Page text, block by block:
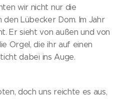
wir nicht nur die
den Lübecker Dom. Im Jahr
Er sieht von außen und von
Orgel, die ihr auf einen
dabei ins Auge.
doch uns reichte es aus,